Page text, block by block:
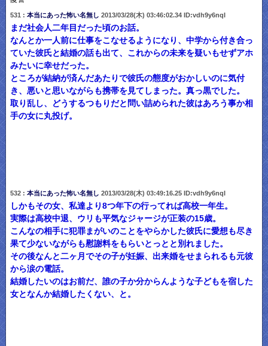
531 : 本当にあった怖い名無し 2013/03/28(木) 03:46:02.34 ID:vdh9y6nqI
まだ社会人二年目だった頃のお話。
なんとか一人前に仕事をこなせるようになり、中学から付き合っ
ていた彼氏と結婚の話も出て、これからの未来を疑いもせずアホ
みたいに幸せだった。
ところが結納が済んだあたりで彼氏の態度がおかしいのに気付
き、悪いと思いながらも携帯を見てしまった。真っ黒でした。
取り乱し、どうするつもりだと問い詰められた彼はあろう事か相
手の女に丸投げ。
532 : 本当にあった怖い名無し 2013/03/28(木) 03:49:16.25 ID:vdh9y6nqI
しかもその女、私達より8つ年下の行ってれば高校一年生。
実際は高校中退、ウリも平気なジャージが正装の15歳。
こんなの相手に犯罪まがいのことをやらかした彼氏に愛想も尽き
果て少ないながらも慰謝料をもらいとっとと別れました。
その後なんと二ヶ月でその子が妊娠、出来婚をせまられるも元彼
から涙の電話。
結婚したいのはお前だ、誰の子か分からんような子どもを宿した
女となんか結婚したくない、と。